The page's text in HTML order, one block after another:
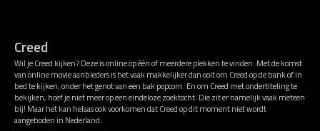
Creed
Wil je Creed kijken? Deze is online op één of meerdere plekken te vinden. Met de komst
van online movie aanbieders is het vaak makkelijker dan ooit om Creed op de bank of in
bed te kijken, onder het genot van een bak popcorn. En om Creed met ondertiteling te
bekijken, hoef je niet meer op een eindeloze zoektocht. Die zit er namelijk vaak meteen
bij! Maar het kan helaas ook voorkomen dat Creed op dit moment niet wordt
aangeboden in Nederland.